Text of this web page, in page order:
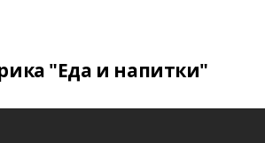
"Еда и напитки"